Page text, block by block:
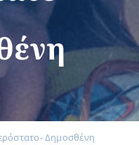
Δημοσθένη